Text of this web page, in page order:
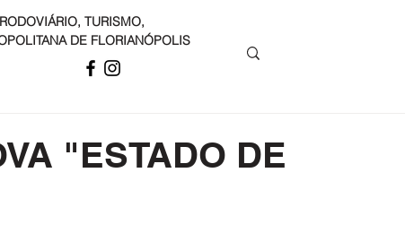
TURISMO,
DE FLORIANÓPOLIS
"ESTADO DE